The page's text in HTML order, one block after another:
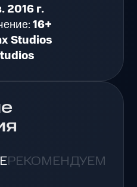
2016 г.
16+
Studios
РЕКОМЕНДУЕМЫЕ